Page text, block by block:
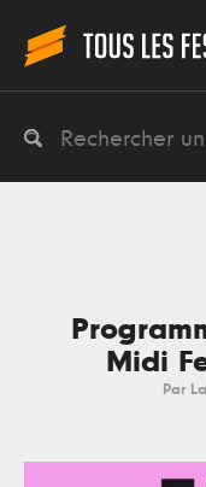
Midi
Par